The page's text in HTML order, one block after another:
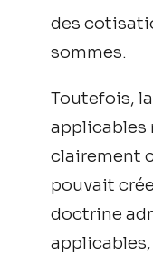
des
sommes.
Toutefois,
applicables
clairement
pouvait
doctrine